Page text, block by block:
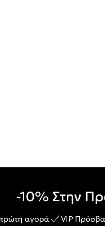
-10% Στην
αγορά VIP